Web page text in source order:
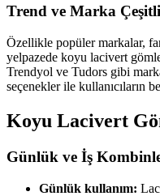
Trend ve Marka
Özellikle popüler markalar,
yelpazede koyu lacivert
Trendyol ve Tudors gibi
seçenekler ile kullanıcıların
Koyu Lacivert
Günlük ve İş
Günlük kullanım: